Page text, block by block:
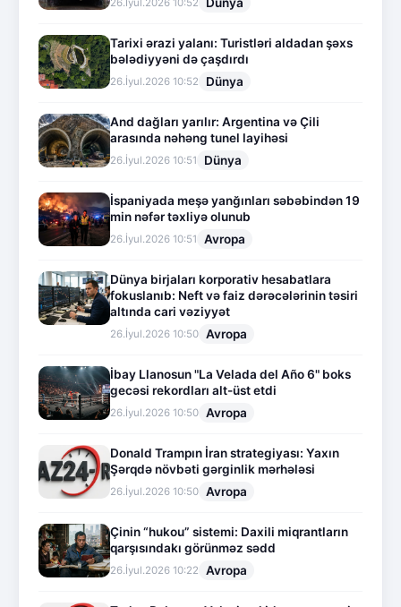
26.İyul.2026 10:52
Tarixi ərazi yalanı: Turistləri aldadan şəxs
bələdiyyəni də çaşdırdı
26.İyul.2026 10:52 Dünya
And dağları yarılır: Argentina və Çili
arasında nəhəng tunel layihəsi
26.İyul.2026 10:51 Dünya
İspaniyada meşə yanğınları səbəbindən 19
min nəfər təxliyə olunub
26.İyul.2026 10:51 Avropa
Dünya birjaları korporativ hesabatlara
fokuslanıb: Neft və faiz dərəcələrinin təsiri
altında cari vəziyyət
26.İyul.2026 10:50 Avropa
İbay Llanosun "La Velada del Año 6" boks
gecəsi rekordları alt-üst etdi
26.İyul.2026 10:50 Avropa
Donald Trampın İran strategiyası: Yaxın
Şərqdə növbəti gərginlik mərhələsi
26.İyul.2026 10:50 Avropa
Çinin “hukou” sistemi: Daxili miqrantların
qarşısındakı görünməz sədd
26.İyul.2026 10:22 Avropa